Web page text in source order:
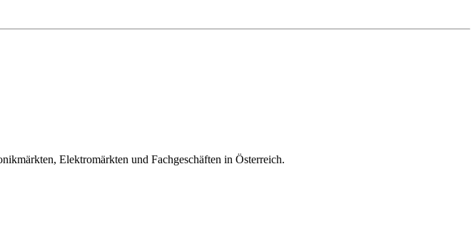
Elektromärkten und Fachgeschäften in Österreich.